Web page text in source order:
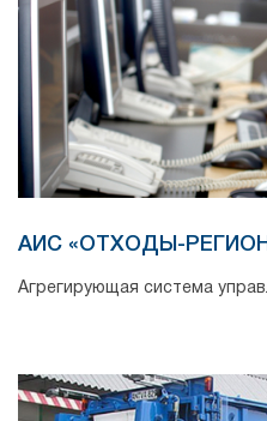
АИС «ОТХОДЫ-
Агрегирующая система